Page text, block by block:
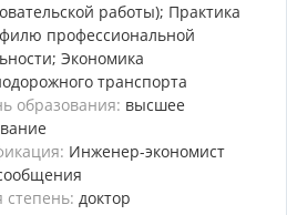
работы); Практика
профессиональной
Экономика
транспорта
образования: высшее
Инженер-экономист
степень: доктор